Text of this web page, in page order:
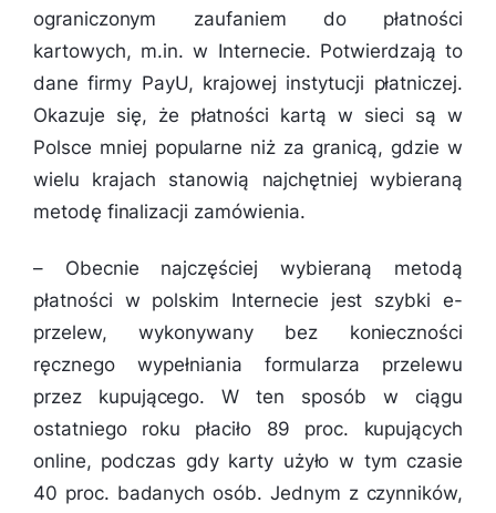
ograniczonym zaufaniem do płatności
kartowych, m.in. w Internecie. Potwierdzają to
dane firmy PayU, krajowej instytucji płatniczej.
Okazuje się, że płatności kartą w sieci są w
Polsce mniej popularne niż za granicą, gdzie w
wielu krajach stanowią najchętniej wybieraną
metodę finalizacji zamówienia.
– Obecnie najczęściej wybieraną metodą
płatności w polskim Internecie jest szybki e-
przelew, wykonywany bez konieczności
ręcznego wypełniania formularza przelewu
przez kupującego. W ten sposób w ciągu
ostatniego roku płaciło 89 proc. kupujących
online, podczas gdy karty użyło w tym czasie
40 proc. badanych osób. Jednym z czynników,